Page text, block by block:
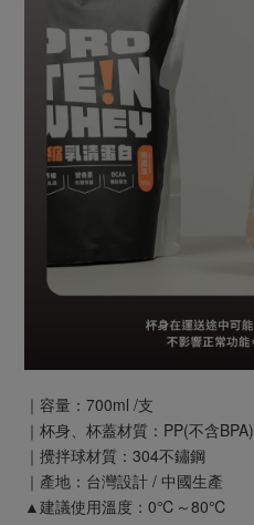
｜容量：700ml /支
｜杯身、杯蓋材質：PP(不含BPA)
｜攪拌球材質：304不鏽鋼
｜產地：台灣設計 / 中國生產
▲建議使用溫度：0℃～80℃